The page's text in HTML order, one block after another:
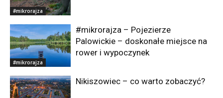
#mikrorajza
#mikrorajza
#mikrorajza – Pojezierze
Palowickie – doskonałe miejsce na
rower i wypoczynek
Nikiszowiec – co warto zobaczyć?